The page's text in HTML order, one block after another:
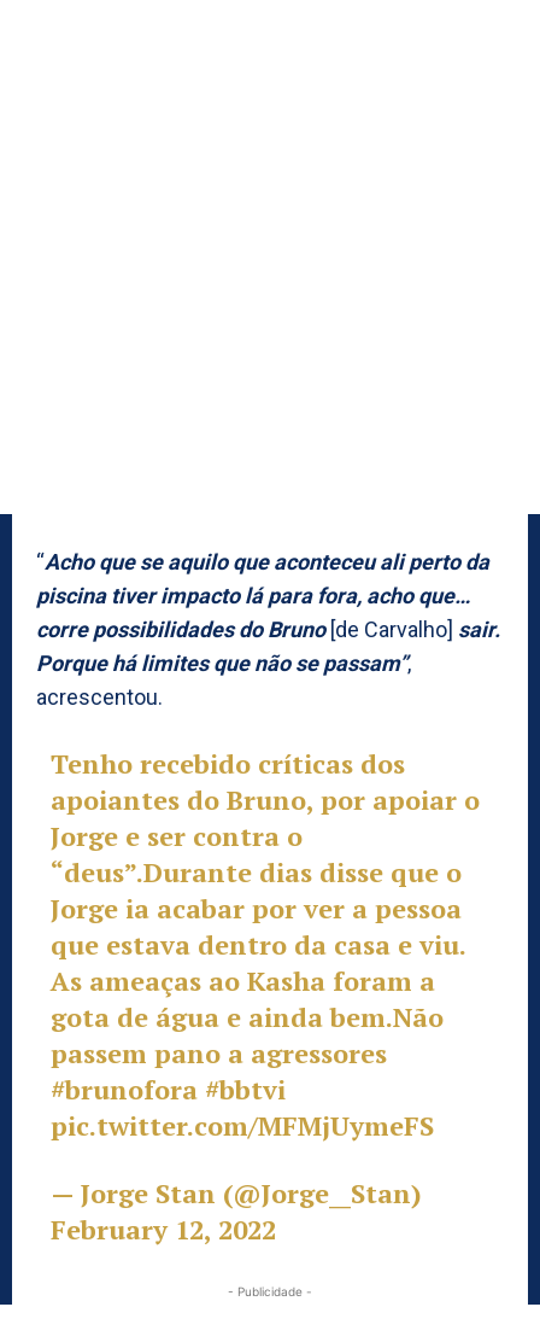
“Acho que se aquilo que aconteceu ali perto da
piscina tiver impacto lá para fora, acho que…
corre possibilidades do Bruno[de Carvalho] sair.
Porque há limites que não se passam”,
acrescentou.
Tenho recebido críticas dos
apoiantes do Bruno, por apoiar o
Jorge e ser contra o
“deus”.Durante dias disse que o
Jorge ia acabar por ver a pessoa
que estava dentro da casa e viu.
As ameaças ao Kasha foram a
gota de água e ainda bem.Não
passem pano a agressores
#brunofora #bbtvi
pic.twitter.com/MFMjUymeFS
— Jorge Stan (@Jorge__Stan)
February 12, 2022
- Publicidade -